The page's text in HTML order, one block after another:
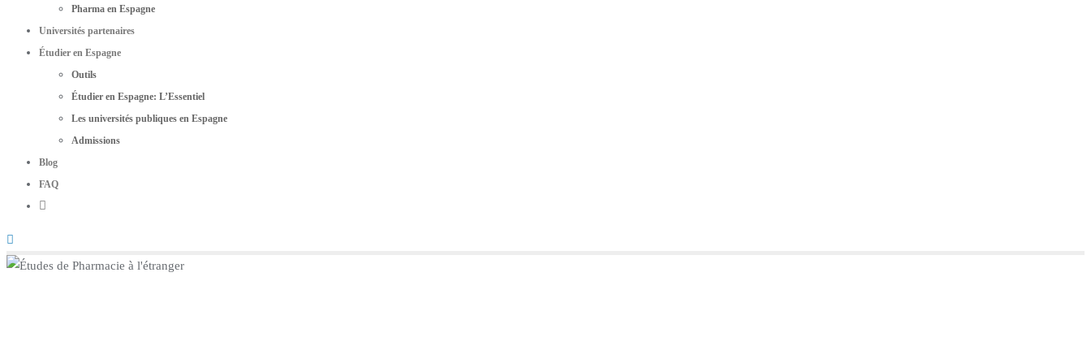
Pharma en Espagne
Universités partenaires
Étudier en Espagne
Outils
Étudier en Espagne: L’Essentiel
Les universités publiques en Espagne
Admissions
Blog
FAQ